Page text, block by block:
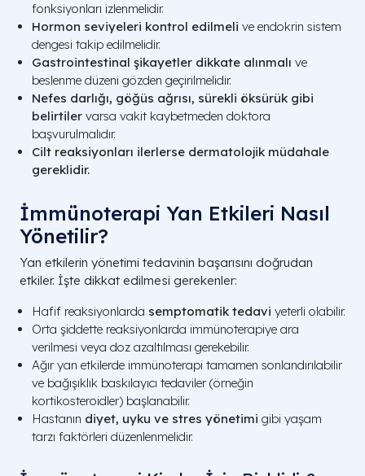
fonksiyonları izlenmelidir.
Hormon seviyeleri kontrol edilmeli ve endokrin sistem
dengesi takip edilmelidir.
Gastrointestinal şikayetler dikkate alınmalı ve
beslenme düzeni gözden geçirilmelidir.
Nefes darlığı, göğüs ağrısı, sürekli öksürük gibi
belirtiler varsa vakit kaybetmeden doktora
başvurulmalıdır.
Cilt reaksiyonları ilerlerse dermatolojik müdahale
gereklidir.
İmmünoterapi Yan Etkileri Nasıl
Yönetilir?
Yan etkilerin yönetimi tedavinin başarısını doğrudan
etkiler. İşte dikkat edilmesi gerekenler:
Hafif reaksiyonlarda semptomatik tedavi yeterli olabilir.
Orta şiddette reaksiyonlarda immünoterapiye ara
verilmesi veya doz azaltılması gerekebilir.
Ağır yan etkilerde immünoterapi tamamen sonlandırılabilir
ve bağışıklık baskılayıcı tedaviler (örneğin
kortikosteroidler) başlanabilir.
Hastanın diyet, uyku ve stres yönetimi gibi yaşam
tarzı faktörleri düzenlenmelidir.